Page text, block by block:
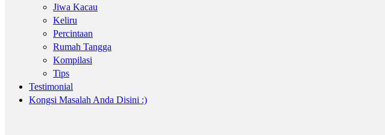
Jiwa Kacau
Keliru
Percintaan
Rumah Tangga
Kompilasi
Tips
Testimonial
Kongsi Masalah Anda Disini :)